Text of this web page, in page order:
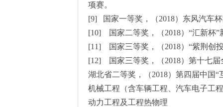
项赛。
[9] 国家一等奖，（2018）东风汽车
[10] 国家二等奖，（2018）“汇新杯
[11] 国家三等奖，（2018）“紫荆创
[12] 国家三等奖，（2018）第十七
湖北省二等奖，（2018）第四届中国
机械工程（含车辆工程、汽车电子工
动力工程及工程热物理